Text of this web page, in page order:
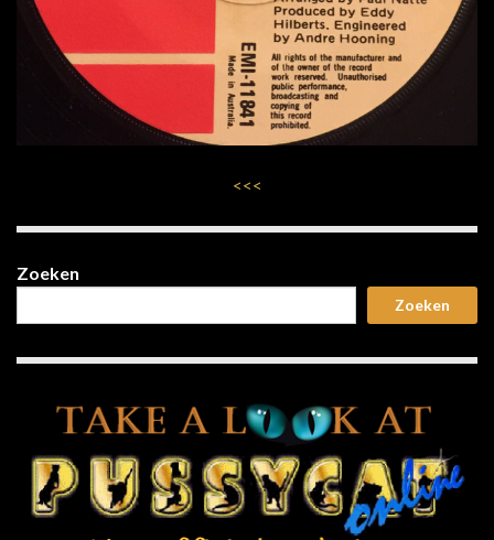
<<<
Zoeken
Zoeken